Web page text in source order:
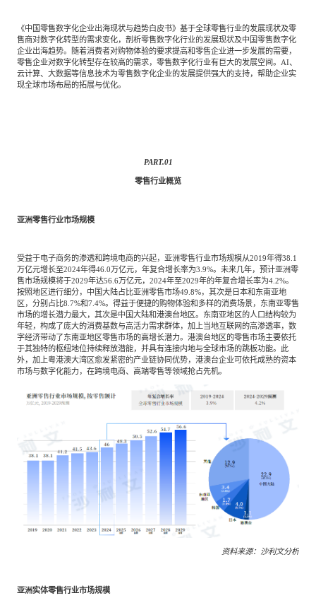
基础设施建设 环保节能科技
《中国零售数字化企业出海现状与趋势白皮书》基于全球零售行业的发展现状及零
售商对数字化转型的需求变化，剖析零售数字化行业的发展现状及中国零售数字化
企业出海趋势。随着消费者对购物体验的要求提高和零售企业进一步发展的需要，
零售企业对数字化转型存在较高的需求，零售数字化行业有巨大的发展空间。AI、
云计算、大数据等信息技术为零售数字化企业的发展提供强大的支持，帮助企业实
现全球市场布局的拓展与优化。
PART.01
零售行业概览
亚洲零售行业市场规模
受益于电子商务的渗透和跨境电商的兴起，亚洲零售行业市场规模从2019年得38.1
万亿元增长至2024年得46.0万亿元，年复合增长率为3.9%。未来几年，预计亚洲零
售市场规模将于2029年达56.6万亿元，2024年至2029年的年复合增长率为4.2%。
按照地区进行细分，中国大陆占比亚洲零售市场49.8%，其次是日本和东南亚地
区，分别占比8.7%和7.4%。得益于便捷的购物体验和多样的消费场景，东南亚零售
市场的增长潜力最大，其次是中国大陆和港澳台地区。东南亚地区的人口结构较为
年轻，构成了庞大的消费基数与高活力需求群体，加上当地互联网的高渗透率，数
字经济带动了东南亚地区零售市场的高增长潜力。港澳台地区的零售市场主要依托
于其独特的枢纽地位持续释放潜能，并具有连接内地与全球市场的跳板功能。此
外，加上粤港澳大湾区愈发紧密的产业链协同优势，港澳台企业可依托成熟的资本
市场与数字化能力，在跨境电商、高端零售等领域抢占先机。
资料来源：沙利文分析
亚洲实体零售行业市场规模